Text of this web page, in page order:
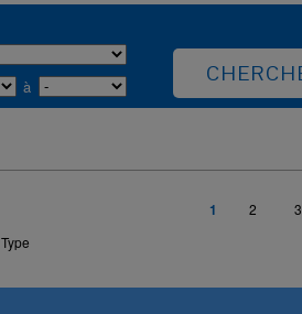
à
1 2
3
Type